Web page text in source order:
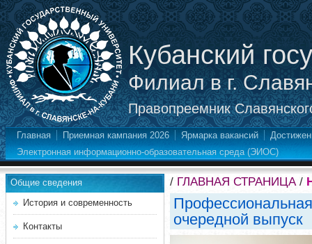
Кубанский
Филиал в г.
Правопреемник
Главная Приемная кампания 2026 Ярмарка вакансий
Электронная информационно-образовательная среда (ЭИОС)
Общие сведения
История и современность
Контакты
/ ГЛАВНАЯ СТРАНИЦА/
очередной выпуск